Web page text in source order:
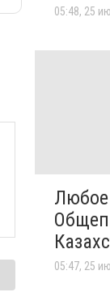
05:48, 25
Любое
05:47, 25